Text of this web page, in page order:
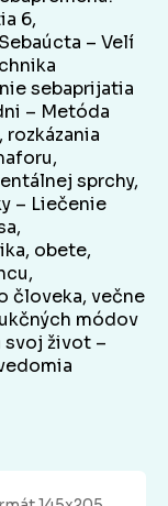
6,
– Velí
sebaprijatia
– Metóda
sprchy,
– Liečenie
obete,
človeka, večne
módov
svoj život –